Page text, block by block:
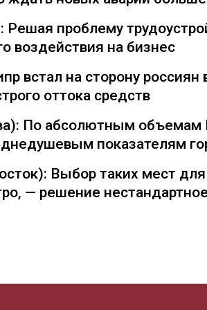
проблему
воздействия на бизнес
встал на сторону россиян
оттока средств
По абсолютным объемам
показателям
Выбор таких мест для
— решение нестандартное